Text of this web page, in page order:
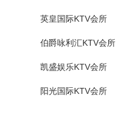
英皇国际KTV会所
伯爵咏利汇KTV会所
凯盛娱乐KTV会所
阳光国际KTV会所